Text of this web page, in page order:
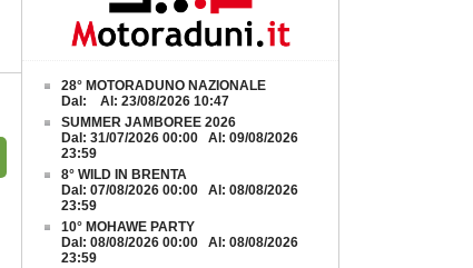
28° MOTORADUNO NAZIONALE
Dal: Al: 23/08/2026 10:47
SUMMER JAMBOREE 2026
Dal: 31/07/2026 00:00 Al: 09/08/2026
23:59
8° WILD IN BRENTA
Dal: 07/08/2026 00:00 Al: 08/08/2026
23:59
10° MOHAWE PARTY
Dal: 08/08/2026 00:00 Al: 08/08/2026
23:59